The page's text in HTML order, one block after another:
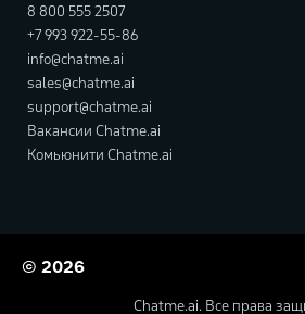
8 800 555 2507
+7 993 922-55-86
info@chatme.ai
sales@chatme.ai
support@chatme.ai
Вакансии Chatme.ai
Комьюнити Chatme.ai
© 2026
Chatme.ai. Все права